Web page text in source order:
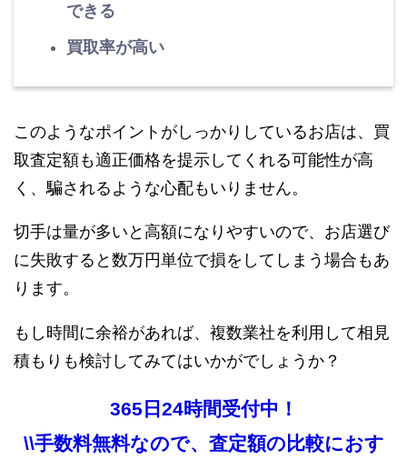
できる
買取率が高い
このようなポイントがしっかりしているお店は、買
取査定額も適正価格を提示してくれる可能性が高
く、騙されるような心配もいりません。
切手は量が多いと高額になりやすいので、お店選び
に失敗すると数万円単位で損をしてしまう場合もあ
ります。
もし時間に余裕があれば、複数業社を利用して相見
積もりも検討してみてはいかがでしょうか？
365日24時間受付中！
\\手数料無料なので、査定額の比較におす